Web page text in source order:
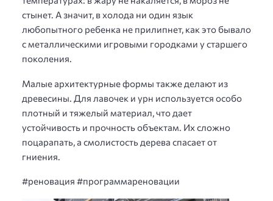
стынет. А значит, в холода ни один язык
любопытного ребенка не прилипнет, как это бывало
с металлическими игровыми городками у старшего
поколения.
Малые архитектурные формы также делают из
древесины. Для лавочек и урн используется особо
плотный и тяжелый материал, что дает
устойчивость и прочность объектам. Их сложно
поцарапать, а смолистость дерева спасает от
гниения.
#реновация #программареновации